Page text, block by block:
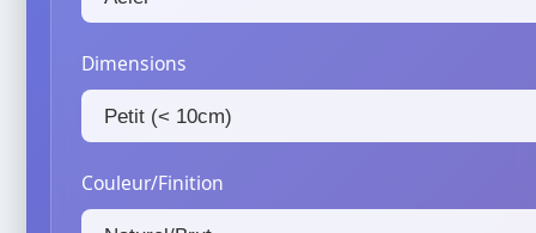
Dimensions
Couleur/Finition